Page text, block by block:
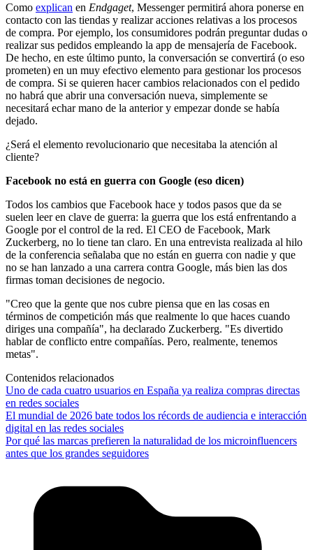
Como explican en Endgaget, Messenger permitirá ahora ponerse en
contacto con las tiendas y realizar acciones relativas a los procesos
de compra. Por ejemplo, los consumidores podrán preguntar dudas o
realizar sus pedidos empleando la app de mensajería de Facebook.
De hecho, en este último punto, la conversación se convertirá (o eso
prometen) en un muy efectivo elemento para gestionar los procesos
de compra. Si se quieren hacer cambios relacionados con el pedido
no habrá que abrir una conversación nueva, simplemente se
necesitará echar mano de la anterior y empezar donde se había
dejado.
¿Será el elemento revolucionario que necesitaba la atención al
cliente?
Facebook no está en guerra con Google (eso dicen)
Todos los cambios que Facebook hace y todos pasos que da se
suelen leer en clave de guerra: la guerra que los está enfrentando a
Google por el control de la red. El CEO de Facebook, Mark
Zuckerberg, no lo tiene tan claro. En una entrevista realizada al hilo
de la conferencia señalaba que no están en guerra con nadie y que
no se han lanzado a una carrera contra Google, más bien las dos
firmas toman decisiones de negocio.
"Creo que la gente que nos cubre piensa que en las cosas en
términos de competición más que realmente lo que haces cuando
diriges una compañía", ha declarado Zuckerberg. "Es divertido
hablar de conflicto entre compañías. Pero, realmente, tenemos
metas".
Contenidos relacionados
Uno de cada cuatro usuarios en España ya realiza compras directas
en redes sociales
El mundial de 2026 bate todos los récords de audiencia e interacción
digital en las redes sociales
Por qué las marcas prefieren la naturalidad de los microinfluencers
antes que los grandes seguidores